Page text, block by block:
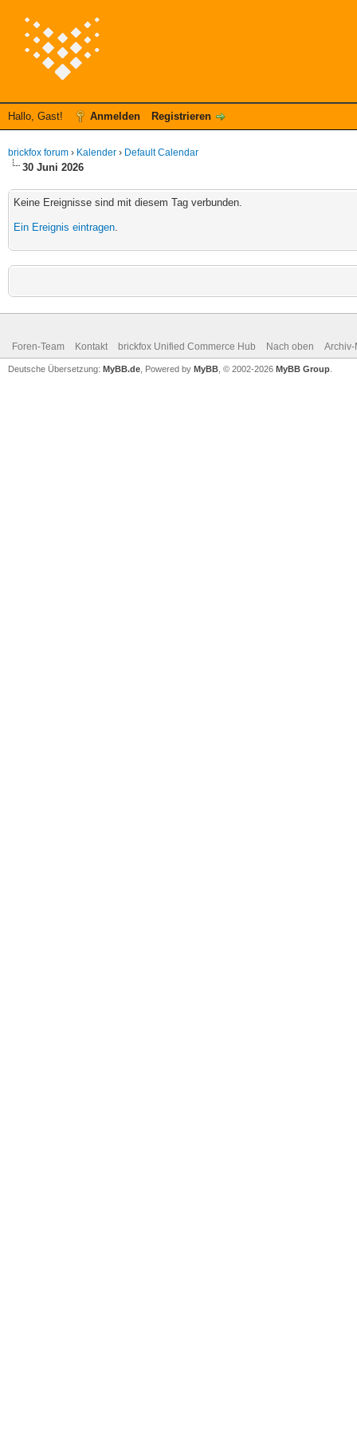
Hallo, Gast! Anmelden Registrieren
brickfox forum › Kalender › Default Calendar
30 Juni 2026
Keine Ereignisse sind mit diesem Tag verbunden.
Ein Ereignis eintragen.
Foren-Team Kontakt brickfox Unified Commerce Hub Nach oben Archiv-
Deutsche Übersetzung: MyBB.de , Powered by MyBB , © 2002-2026 MyBB Group